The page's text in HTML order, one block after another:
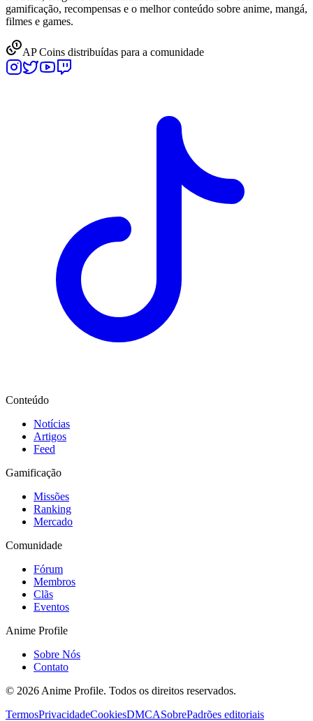
gamificação, recompensas e o melhor conteúdo sobre anime, mangá,
filmes e games.
AP Coins distribuídas para a comunidade
Conteúdo
Notícias
Artigos
Feed
Gamificação
Missões
Ranking
Mercado
Comunidade
Fórum
Membros
Clãs
Eventos
Anime Profile
Sobre Nós
Contato
© 2026 Anime Profile. Todos os direitos reservados.
TermosPrivacidadeCookiesDMCASobrePadrões editoriais